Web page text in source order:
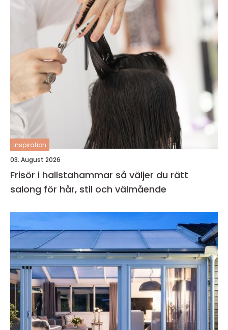
inspiration
03. August 2026
Frisör i hallstahammar så väljer du rätt
salong för hår, stil och välmående